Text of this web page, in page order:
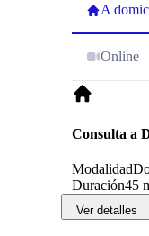
A
Online
Consulta a
Modalidad
Duración45
Ver detalles